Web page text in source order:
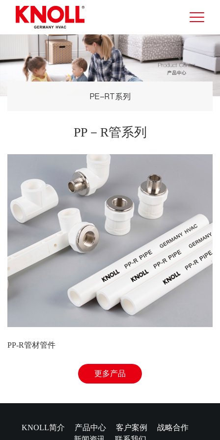
PE-RT系列
PP－R管系列
PP-R管材管件
更多产品
KNOLL简介 产品中心 客户案例
战略合作